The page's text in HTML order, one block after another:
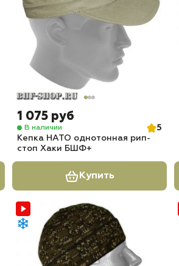
1 075 руб
В наличии
5
Кепка НАТО однотонная рип-
стоп Хаки БШФ+
Купить